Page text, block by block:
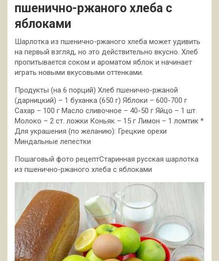
пшенично-ржаного хлеба с
яблоками
Шарлотка из пшенично-ржаного хлеба может удивить
на первый взгляд, но это действительно вкусно. Хлеб
пропитывается соком и ароматом яблок и начинает
играть новыми вкусовыми оттенками.
Продукты (на 6 порций) Хлеб пшенично-ржаной
(дарницкий) – 1 буханка (650 г) Яблоки – 600-700 г
Сахар – 100 г Масло сливочное – 40-50 г Яйцо – 1 шт.
Молоко – 2 ст. ложки Коньяк – 15 г Лимон – 1 ломтик *
Для украшения (по желанию): Грецкие орехи
Миндальные лепестки
Пошаговый фото рецептСтаринная русская шарлотка
из пшенично-ржаного хлеба с яблоками